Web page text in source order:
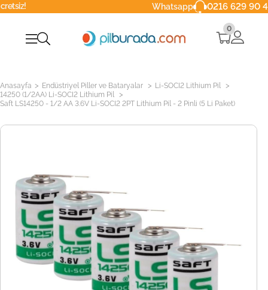
Whatsapp 0216 629 90 40
0
Anasayfa > Endüstriyel Piller ve Bataryalar > Li-SOCI2 Lithium Pil >
14250 (1/2AA) Li-SOCI2 Lithium Pil >
Saft LS14250 - 1/2 AA 3.6V Li-SOCI2 2PT Lithium Pil - 2 Pinli (5 Li Paket)